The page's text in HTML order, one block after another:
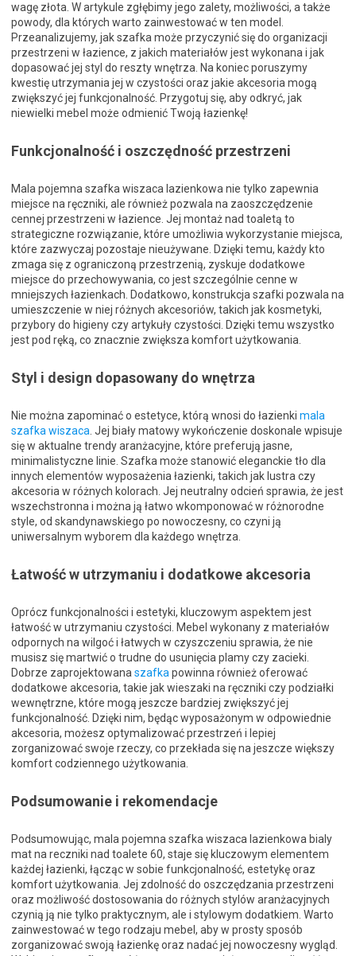
wagę złota. W artykule zgłębimy jego zalety, możliwości, a także
powody, dla których warto zainwestować w ten model.
Przeanalizujemy, jak szafka może przyczynić się do organizacji
przestrzeni w łazience, z jakich materiałów jest wykonana i jak
dopasować jej styl do reszty wnętrza. Na koniec poruszymy
kwestię utrzymania jej w czystości oraz jakie akcesoria mogą
zwiększyć jej funkcjonalność. Przygotuj się, aby odkryć, jak
niewielki mebel może odmienić Twoją łazienkę!
Funkcjonalność i oszczędność przestrzeni
Mala pojemna szafka wiszaca lazienkowa nie tylko zapewnia
miejsce na ręczniki, ale również pozwala na zaoszczędzenie
cennej przestrzeni w łazience. Jej montaż nad toaletą to
strategiczne rozwiązanie, które umożliwia wykorzystanie miejsca,
które zazwyczaj pozostaje nieużywane. Dzięki temu, każdy kto
zmaga się z ograniczoną przestrzenią, zyskuje dodatkowe
miejsce do przechowywania, co jest szczególnie cenne w
mniejszych łazienkach. Dodatkowo, konstrukcja szafki pozwala na
umieszczenie w niej różnych akcesoriów, takich jak kosmetyki,
przybory do higieny czy artykuły czystości. Dzięki temu wszystko
jest pod ręką, co znacznie zwiększa komfort użytkowania.
Styl i design dopasowany do wnętrza
Nie można zapominać o estetyce, którą wnosi do łazienki mala
szafka wiszaca . Jej biały matowy wykończenie doskonale wpisuje
się w aktualne trendy aranżacyjne, które preferują jasne,
minimalistyczne linie. Szafka może stanowić eleganckie tło dla
innych elementów wyposażenia łazienki, takich jak lustra czy
akcesoria w różnych kolorach. Jej neutralny odcień sprawia, że jest
wszechstronna i można ją łatwo wkomponować w różnorodne
style, od skandynawskiego po nowoczesny, co czyni ją
uniwersalnym wyborem dla każdego wnętrza.
Łatwość w utrzymaniu i dodatkowe akcesoria
Oprócz funkcjonalności i estetyki, kluczowym aspektem jest
łatwość w utrzymaniu czystości. Mebel wykonany z materiałów
odpornych na wilgoć i łatwych w czyszczeniu sprawia, że nie
musisz się martwić o trudne do usunięcia plamy czy zacieki.
Dobrze zaprojektowana szafka powinna również oferować
dodatkowe akcesoria, takie jak wieszaki na ręczniki czy podziałki
wewnętrzne, które mogą jeszcze bardziej zwiększyć jej
funkcjonalność. Dzięki nim, będąc wyposażonym w odpowiednie
akcesoria, możesz optymalizować przestrzeń i lepiej
zorganizować swoje rzeczy, co przekłada się na jeszcze większy
komfort codziennego użytkowania.
Podsumowanie i rekomendacje
Podsumowując, mala pojemna szafka wiszaca lazienkowa bialy
mat na reczniki nad toalete 60, staje się kluczowym elementem
każdej łazienki, łącząc w sobie funkcjonalność, estetykę oraz
komfort użytkowania. Jej zdolność do oszczędzania przestrzeni
oraz możliwość dostosowania do różnych stylów aranżacyjnych
czynią ją nie tylko praktycznym, ale i stylowym dodatkiem. Warto
zainwestować w tego rodzaju mebel, aby w prosty sposób
zorganizować swoją łazienkę oraz nadać jej nowoczesny wygląd.